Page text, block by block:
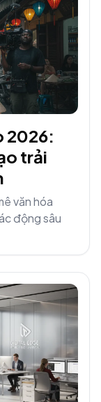
2026:
trải
văn hóa
động sâu